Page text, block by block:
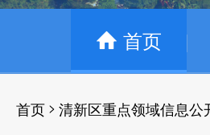
首页
首页 > 清新区重点领域信息公